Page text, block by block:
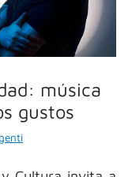
música
gustos